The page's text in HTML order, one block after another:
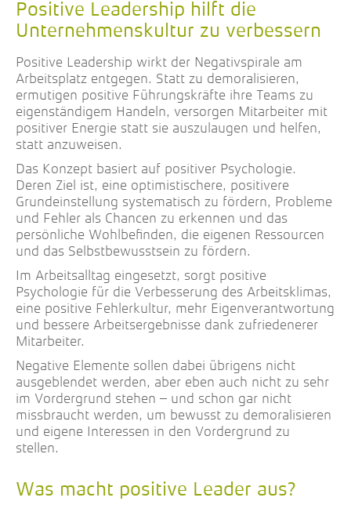
Positive Leadership hilft die
Unternehmenskultur zu verbessern
Positive Leadership wirkt der Negativspirale am
Arbeitsplatz entgegen. Statt zu demoralisieren,
ermutigen positive Führungskräfte ihre Teams zu
eigenständigem Handeln, versorgen Mitarbeiter mit
positiver Energie statt sie auszulaugen und helfen,
statt anzuweisen.
Das Konzept basiert auf positiver Psychologie.
Deren Ziel ist, eine optimistischere, positivere
Grundeinstellung systematisch zu fördern, Probleme
und Fehler als Chancen zu erkennen und das
persönliche Wohlbefinden, die eigenen Ressourcen
und das Selbstbewusstsein zu fördern.
Im Arbeitsalltag eingesetzt, sorgt positive
Psychologie für die Verbesserung des Arbeitsklimas,
eine positive Fehlerkultur, mehr Eigenverantwortung
und bessere Arbeitsergebnisse dank zufriedenerer
Mitarbeiter.
Negative Elemente sollen dabei übrigens nicht
ausgeblendet werden, aber eben auch nicht zu sehr
im Vordergrund stehen – und schon gar nicht
missbraucht werden, um bewusst zu demoralisieren
und eigene Interessen in den Vordergrund zu
stellen.
Was macht positive Leader aus?